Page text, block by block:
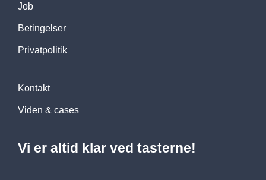
Job
Betingelser
Privatpolitik
Kontakt
Viden & cases
Vi er altid klar ved tasterne!